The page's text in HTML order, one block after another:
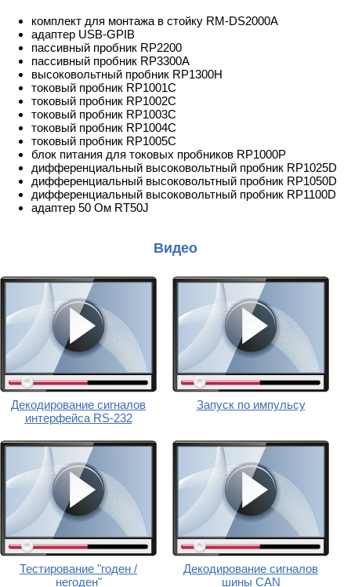
комплект для монтажа в стойку RM-DS2000A
адаптер USB-GPIB
пассивный пробник RP2200
пассивный пробник RP3300A
высоковольтный пробник RP1300H
токовый пробник RP1001C
токовый пробник RP1002C
токовый пробник RP1003C
токовый пробник RP1004C
токовый пробник RP1005C
блок питания для токовых пробников RP1000P
дифференциальный высоковольтный пробник RP1025D
дифференциальный высоковольтный пробник RP1050D
дифференциальный высоковольтный пробник RP1100D
адаптер 50 Ом RT50J
Видео
Декодирование сигналов
интерфейса RS-232
Запуск по импульсу
Тестирование "годен /
негоден"
Декодирование сигналов
шины CAN